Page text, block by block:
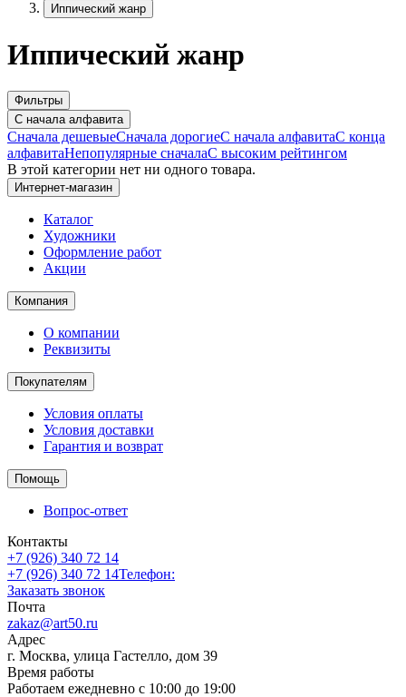
Иппический жанр
Иппический жанр
Фильтры
С начала алфавита
Сначала дешевыеСначала дорогиеС начала алфавитаС конца
алфавитаНепопулярные сначалаС высоким рейтингом
В этой категории нет ни одного товара.
Интернет-магазин
Каталог
Художники
Оформление работ
Акции
Компания
О компании
Реквизиты
Покупателям
Условия оплаты
Условия доставки
Гарантия и возврат
Помощь
Вопрос-ответ
Контакты
+7 (926) 340 72 14
+7 (926) 340 72 14Телефон:
Заказать звонок
Почта
zakaz@art50.ru
Адрес
г. Москва, улица Гастелло, дом 39
Время работы
Работаем ежедневно с 10:00 до 19:00